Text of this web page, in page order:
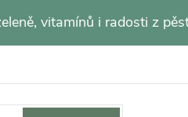
vitamínů i radosti z